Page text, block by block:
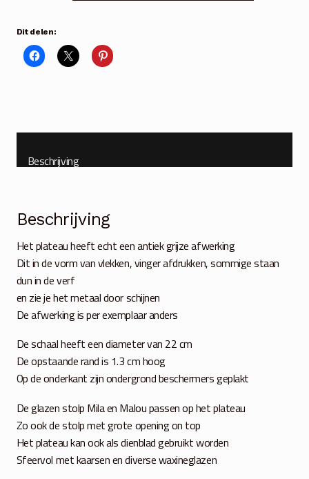
metaal
aantal
Dit delen:
Beschrijving
Beschrijving
Het plateau heeft echt een antiek grijze afwerking
Dit in de vorm van vlekken, vinger afdrukken, sommige staan
dun in de verf
en zie je het metaal door schijnen
De afwerking is per exemplaar anders
De schaal heeft een diameter van 22 cm
De opstaande rand is 1.3 cm hoog
Op de onderkant zijn ondergrond beschermers geplakt
De glazen stolp Mila en Malou passen op het plateau
Zo ook de stolp met grote opening on top
Het plateau kan ook als dienblad gebruikt worden
Sfeervol met kaarsen en diverse waxineglazen